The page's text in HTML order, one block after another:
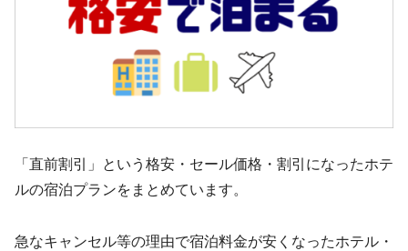
「直前割引」という格安・セール価格・割引になったホテ
ルの宿泊プランをまとめています。
急なキャンセル等の理由で宿泊料金が安くなったホテル・